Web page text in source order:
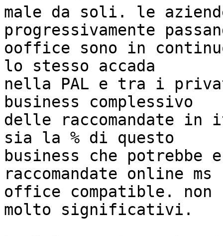
male da soli. le
progressivamente
ooffice sono in
lo stesso accada
nella PAL e tra i
business complessivo
delle raccomandate in
sia la % di questo
business che
raccomandate online
office compatible.
molto significativi.